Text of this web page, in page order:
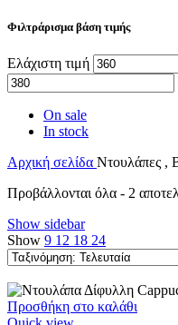
Φιλτράρισμα βάση τιμής
Ελάχιστη τιμή
On sale
In stock
Αρχική σελίδα Ντουλάπες ,
Προβάλλονται όλα - 2
Show sidebar
Show 9 12 18 24
Προσθήκη στο καλάθι